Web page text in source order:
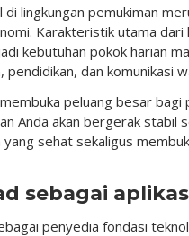
lingkungan pemukiman
Karakteristik utama
kebutuhan pokok harian
dan komunikasi
peluang besar bagi
Anda akan bergerak stabil
sehat sekaligus
sebagai
penyedia fondasi